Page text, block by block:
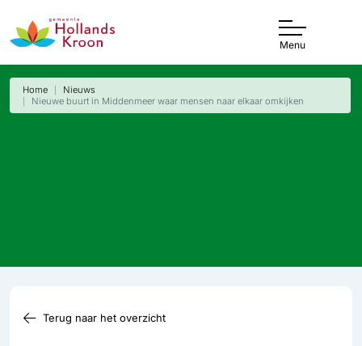
Menu
Home
Nieuws
Nieuwe buurt in Middenmeer waar mensen naar elkaar omkijken
Terug naar het overzicht